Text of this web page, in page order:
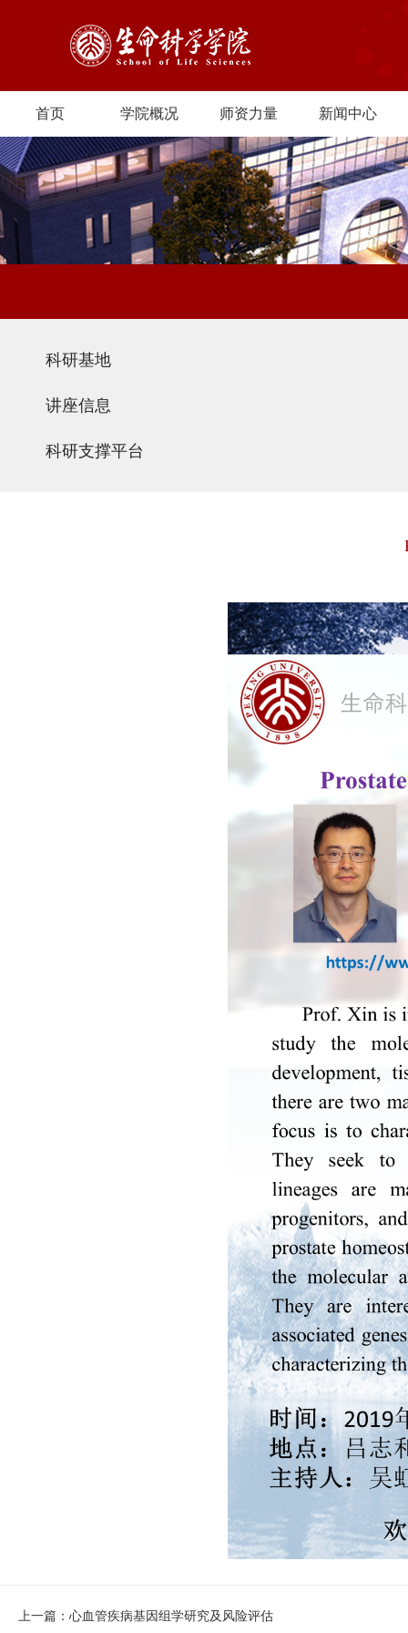
首页 学院概况 师资力量 新闻中心
科研基地
讲座信息
科研支撑平台
上一篇：心血管疾病基因组学研究及风险评估